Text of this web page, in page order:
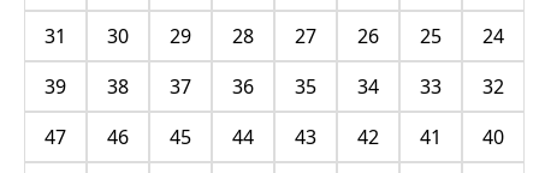
24
25
26
27
28
29
30
31
32
33
34
35
36
37
38
39
40
41
42
43
44
45
46
47